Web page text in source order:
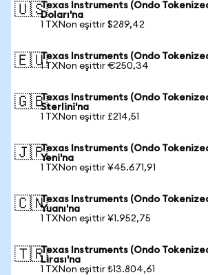
🇺🇸Texas Instruments (Ondo
Doları'na
1 TXNon eşittir $289,42
🇪🇺Texas Instruments (Ondo
1 TXNon eşittir €250,34
🇬🇧Texas Instruments (Ondo
Sterlini'na
1 TXNon eşittir £214,51
🇯🇵Texas Instruments (Ondo
Yeni'na
1 TXNon eşittir ¥45.671,91
🇨🇳Texas Instruments (Ondo
Yuanı'na
1 TXNon eşittir ¥1.952,75
🇹🇷Texas Instruments (Ondo
Lirası'na
1 TXNon eşittir ₺13.804,61